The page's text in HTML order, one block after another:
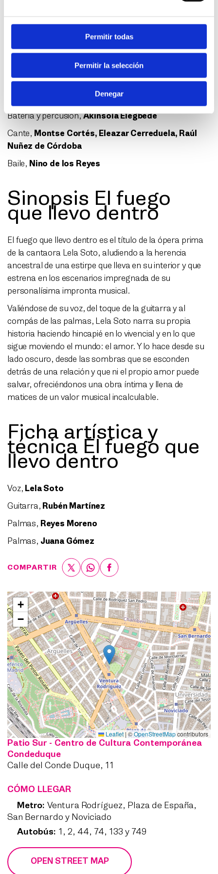
Permitir todas
Permitir la selección
Denegar
Enrique Rodríguez «Enriquito»
Piano,José María Pedraza Petaca
Rainer Pérez
J. J. Suarez Pakete, Luís Habichuela
Batería y percusión, Akinsola Elegbede
Cante, Montse Cortés, Eleazar Cerreduela, Raúl
Nuñez de Córdoba
Baile, Nino de los Reyes
Sinopsis El fuego
que llevo dentro
El fuego que llevo dentro es el título de la ópera prima
de la cantaora Lela Soto, aludiendo a la herencia
ancestral de una estirpe que lleva en su interior y que
estrena en los escenarios impregnada de su
personalísima impronta musical.
Valiéndose de su voz, del toque de la guitarra y al
compás de las palmas, Lela Soto narra su propia
historia haciendo hincapié en lo vivencial y en lo que
sigue moviendo el mundo: el amor. Y lo hace desde su
lado oscuro, desde las sombras que se esconden
detrás de una relación y que ni el propio amor puede
salvar, ofreciéndonos una obra íntima y llena de
matices de un valor musical incalculable.
Ficha artística y
técnica El fuego que
llevo dentro
Voz, Lela Soto
Guitarra, Rubén Martínez
Palmas, Reyes Moreno
Palmas, Juana Gómez
COMPARTIR
+
−
Leaflet |©OpenStreetMapcontributors
Patio Sur - Centro de Cultura Contemporánea
Condeduque
Calle del Conde Duque, 11
CÓMO LLEGAR
Metro: Ventura Rodríguez, Plaza de España,
San Bernardo y Noviciado
Autobús: 1, 2, 44, 74, 133 y 749
OPEN STREET MAP